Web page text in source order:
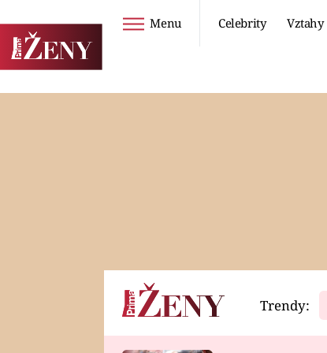
Menu Celebrity Vztahy
Horoskopy Video
Trendy: